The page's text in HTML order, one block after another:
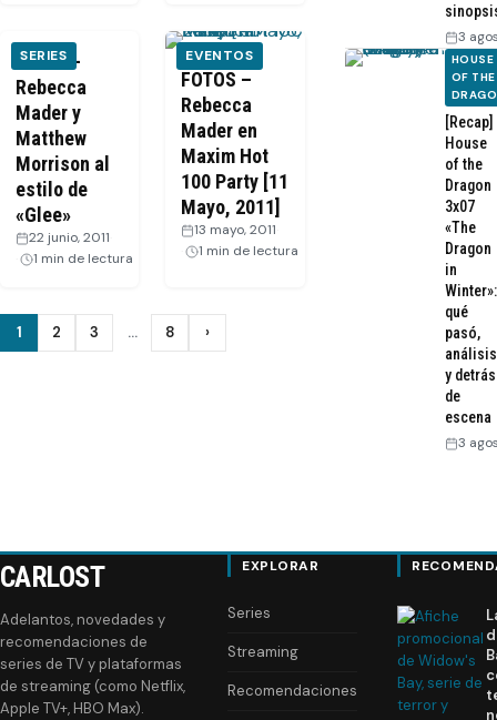
SERIES
VIDEO –
Rebecca
Mader y
Matthew
Morrison al
estilo de
«Glee»
22 junio, 2011
1 min de lectura
EVENTOS
FOTOS –
Rebecca
Mader en
Maxim Hot
100 Party [11
Mayo, 2011]
13 mayo, 2011
1 min de lectura
Paginación
1 2 3 … 8 ›
3
HOUSE
OF THE
[Recap]
House
of the
Dragon
3x07
«The
Dragon
in
Winter»:
qué
pasó,
análisis
y detrás
de
escena
3
CARLOST
Adelantos, novedades y
recomendaciones de
series de TV y plataformas
de streaming (como Netflix,
Apple TV+, HBO Max).
EXPLORAR
Series
Streaming
Recomendaciones